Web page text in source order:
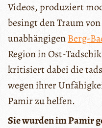
Videos, produziert
besingt den Traum
unabhängigenBerg-
Region in Ost-
kritisiert dabei die
wegen ihrer
Pamir zu helfen.
Sie wurden im Pamir